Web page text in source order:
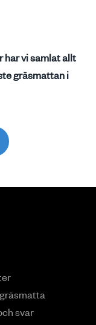
har vi samlat allt
gräsmattan i
svar